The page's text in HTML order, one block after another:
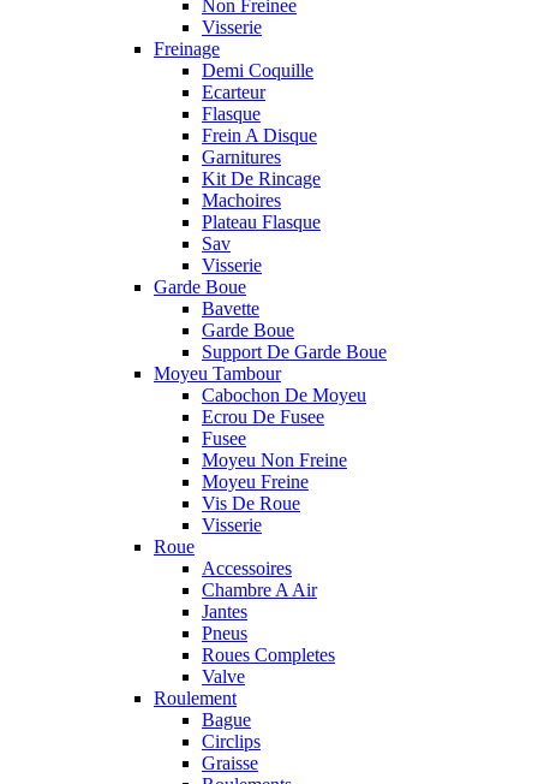
Non Freinee
Visserie
Freinage
Demi Coquille
Ecarteur
Flasque
Frein A Disque
Garnitures
Kit De Rincage
Machoires
Plateau Flasque
Sav
Visserie
Garde Boue
Bavette
Garde Boue
Support De Garde Boue
Moyeu Tambour
Cabochon De Moyeu
Ecrou De Fusee
Fusee
Moyeu Non Freine
Moyeu Freine
Vis De Roue
Visserie
Roue
Accessoires
Chambre A Air
Jantes
Pneus
Roues Completes
Valve
Roulement
Bague
Circlips
Graisse